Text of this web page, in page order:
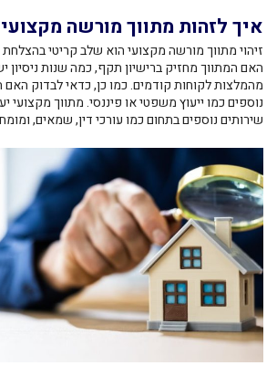
איך לזהות מתווך מורשה
זיהוי מתווך מורשה מקצועי הוא שלב קריטי
האם המתווך מחזיק ברישיון תקף, כמה שנות ניסיון
מהמלצות לקוחות קודמים. כמו כן, כדאי לבדוק האם
נוספים כמו ייעוץ משפטי או פיננסי. מתווך מקצועי
שירותים נוספים בתחום כמו עורכי דין, שמאים,